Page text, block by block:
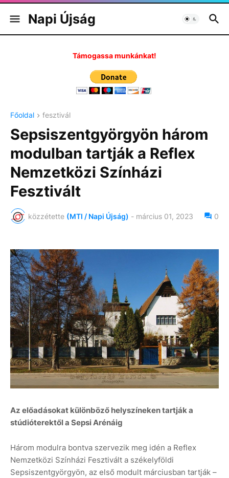
Napi Újság
Támogassa munkánkat!
Főoldal fesztivál
Sepsiszentgyörgyön három
modulban tartják a Reflex
Nemzetközi Színházi
Fesztivált
közzétette (MTI / Napi Újság) - március 01, 2023 0
Az előadásokat különböző helyszíneken tartják a
stúdióterektől a Sepsi Arénáig
Három modulra bontva szervezik meg idén a Reflex
Nemzetközi Színházi Fesztivált a székelyföldi
Sepsiszentgyörgyön, az első modult márciusban tartják –